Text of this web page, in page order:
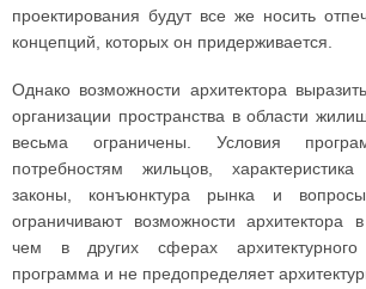
проектирования будут все же носить
концепций, которых он придерживается.
Однако возможности архитектора
организации пространства в области
весьма ограничены. Условия
потребностям жильцов,
законы, конъюнктура рынка и
ограничивают возможности архитектора
чем в других сферах архитектурного
программа и не предопределяет